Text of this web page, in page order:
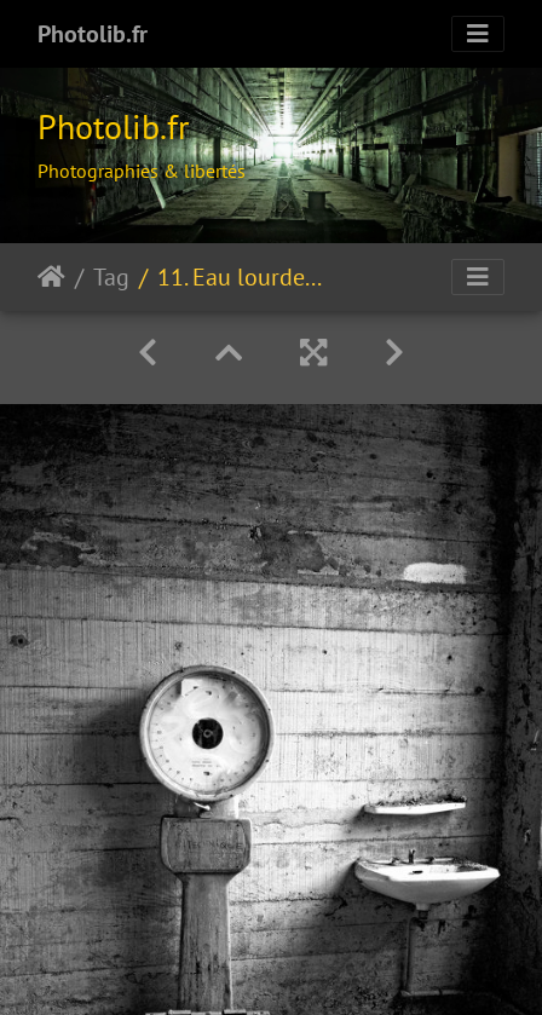
Photolib.fr
Photolib.fr
Photographies & libertés
Tag 11. Eau lourde...